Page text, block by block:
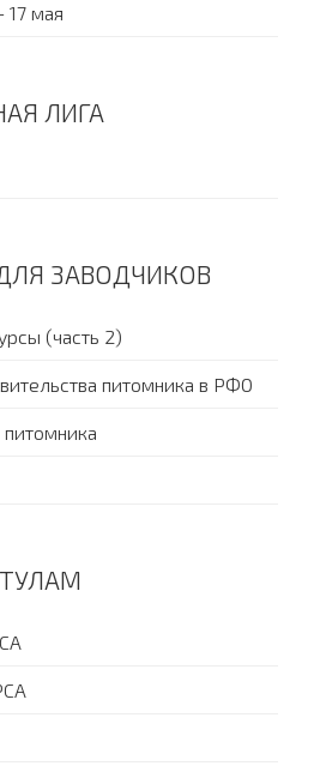
17 мая
ЛИГА
ЗАВОДЧИКОВ
(часть 2)
питомника в РФО